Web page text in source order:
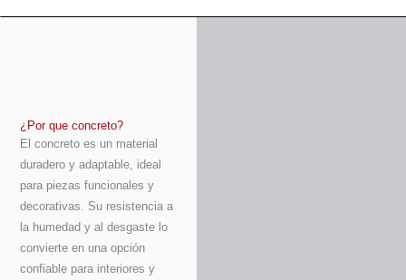
¿Por que concreto?
El concreto es un material
duradero y adaptable, ideal
para piezas funcionales y
decorativas. Su resistencia a
la humedad y al desgaste lo
convierte en una opción
confiable para interiores y